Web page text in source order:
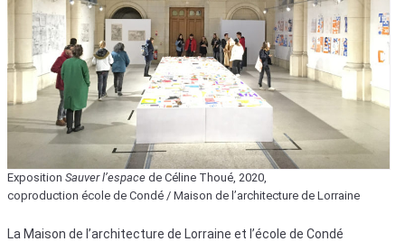
Exposition Sauver l’espace de Céline Thoué, 2020,
coproduction école de Condé / Maison de l’architecture de Lorraine
La Maison de l’architecture de Lorraine et l’école de Condé